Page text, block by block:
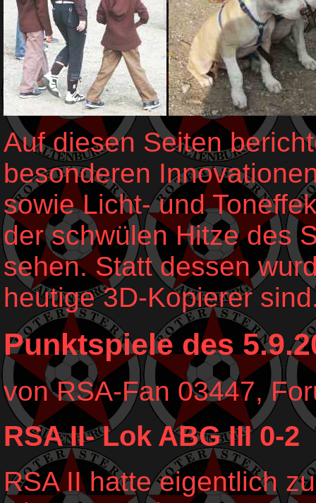
Auf diesen Seiten
besonderen
sowie Licht- und
der schwülen Hitze des
sehen. Statt dessen
heutige 3D-Kopierer
Punktspiele des
von RSA-Fan 03447,
RSA II- Lok ABG III 0-2
RSA II hatte eigentlich